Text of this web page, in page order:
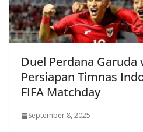
Duel Perdana Garuda
Persiapan Timnas
FIFA Matchday
September 8, 2025